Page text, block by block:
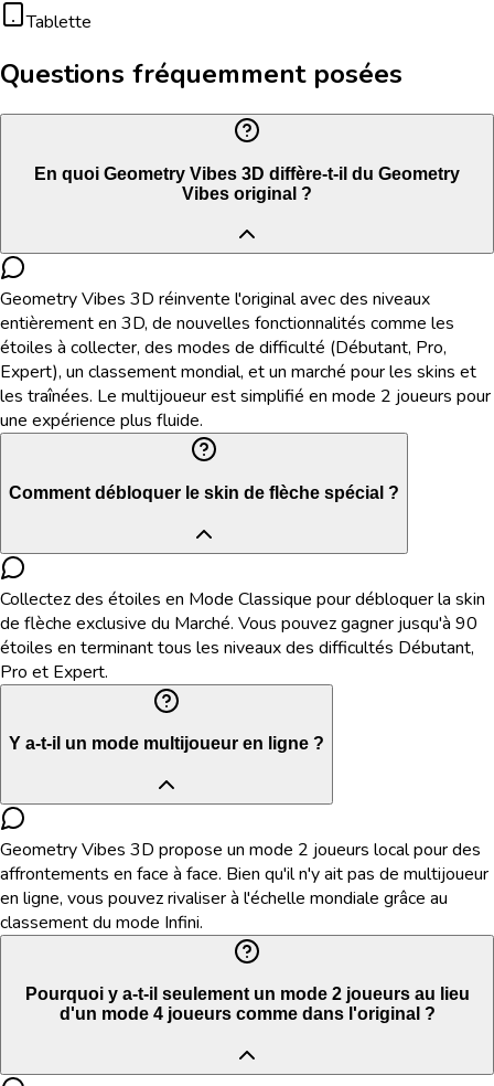
Tablette
Questions fréquemment posées
En quoi Geometry Vibes 3D diffère-t-il du Geometry
Vibes original ?
Geometry Vibes 3D réinvente l'original avec des niveaux
entièrement en 3D, de nouvelles fonctionnalités comme les
étoiles à collecter, des modes de difficulté (Débutant, Pro,
Expert), un classement mondial, et un marché pour les skins et
les traînées. Le multijoueur est simplifié en mode 2 joueurs pour
une expérience plus fluide.
Comment débloquer le skin de flèche spécial ?
Collectez des étoiles en Mode Classique pour débloquer la skin
de flèche exclusive du Marché. Vous pouvez gagner jusqu'à 90
étoiles en terminant tous les niveaux des difficultés Débutant,
Pro et Expert.
Y a-t-il un mode multijoueur en ligne ?
Geometry Vibes 3D propose un mode 2 joueurs local pour des
affrontements en face à face. Bien qu'il n'y ait pas de multijoueur
en ligne, vous pouvez rivaliser à l'échelle mondiale grâce au
classement du mode Infini.
Pourquoi y a-t-il seulement un mode 2 joueurs au lieu
d'un mode 4 joueurs comme dans l'original ?